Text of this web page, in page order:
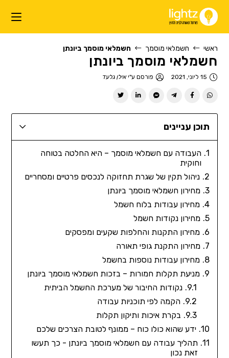
ראשי חשמלאי מוסמך חשמלאי מוסמך ביונתן
חשמלאי מוסמך ביונתן
15 ליוני, 2021 פורסם ע"יאילן גלעד
תוכן עניינים
העבודה עם חשמלאי מוסמך – היא החלטה בטוחה
וחוקית
ניהול תקין של שגרת תחזוקה לנכסים פרטיים ומסחריים
מחירון חשמלאי מוסמך ביונתן
מחירון עבודות בלוח חשמל
מחירון נקודות חשמל
מחירון התקנות והחלפות שקעים ומפסקים
מחירון התקנת גופי תאורה
מחירון עבודות נוספות בחשמל
מניעת תקלות חמורות – בזכות חשמלאי מוסמך ביונתן
נקודות החיבור של מערכת החשמל הביתית
הקמה לפי תוכניות עבודה
בקרת איכות ותיקון תקלות
ידע שהוא כולו כוח – ממונף לטובת הצרכים שלכם
תהליך עבודה עם חשמלאי מוסמך ביונתן - כך תעשו
זאת נכון